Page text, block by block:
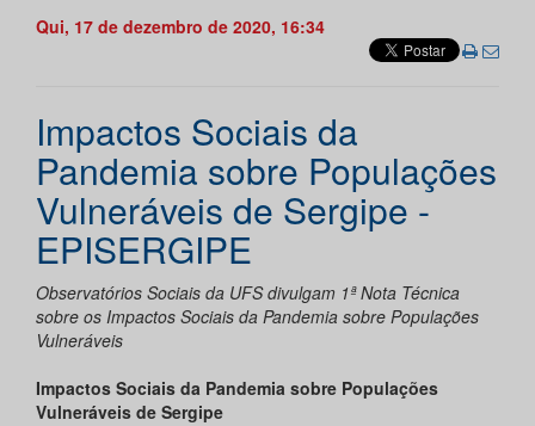
Qui, 17 de dezembro de 2020, 16:34
Impactos Sociais da
Pandemia sobre Populações
Vulneráveis de Sergipe -
EPISERGIPE
Observatórios Sociais da UFS divulgam 1ª Nota Técnica
sobre os Impactos Sociais da Pandemia sobre Populações
Vulneráveis
Impactos Sociais da Pandemia sobre Populações
Vulneráveis de Sergipe